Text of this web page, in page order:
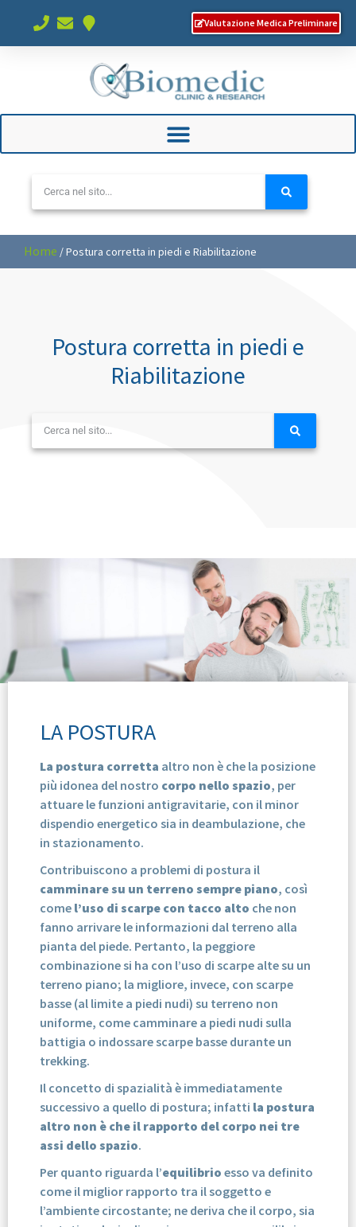
Valutazione Medica Preliminare
Home /Postura corretta in piedi e Riabilitazione
Postura corretta in piedi e
Riabilitazione
LA POSTURA
La postura corretta altro non è che la posizione
più idonea del nostro corpo nello spazio, per
attuare le funzioni antigravitarie, con il minor
dispendio energetico sia in deambulazione, che
in stazionamento.
Contribuiscono a problemi di postura il
camminare su un terreno sempre piano, così
come l’uso di scarpe con tacco alto che non
fanno arrivare le informazioni dal terreno alla
pianta del piede. Pertanto, la peggiore
combinazione si ha con l’uso di scarpe alte su un
terreno piano; la migliore, invece, con scarpe
basse (al limite a piedi nudi) su terreno non
uniforme, come camminare a piedi nudi sulla
battigia o indossare scarpe basse durante un
trekking.
Il concetto di spazialità è immediatamente
successivo a quello di postura; infatti la postura
altro non è che il rapporto del corpo nei tre
assi dello spazio.
Per quanto riguarda l’equilibrio esso va definito
come il miglior rapporto tra il soggetto e
l’ambiente circostante; ne deriva che il corpo, sia